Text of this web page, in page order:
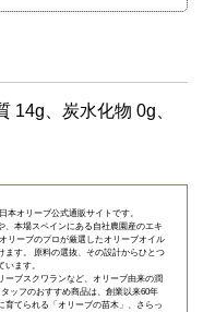
14g、炭水化物 0g、
本オリーブ公式通販サイトです。
本場スペインにある自社農園産のエキ
リーブのプロが厳選したオリーブオイル
ます。 原料の選抜、その設計からひとつ
ます。
ブスクワランなど、オリーブ由来の潤
ッフのおすすめ商品は、創業以来60年
育てられる「 オリーブの苗木 」、さらっ